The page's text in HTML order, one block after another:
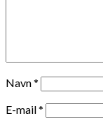
Navn*
E-mail*